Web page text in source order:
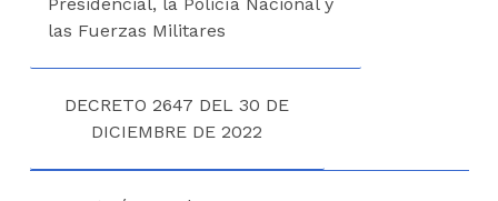
las Fuerzas Militares
DECRETO 2647 DEL 30 DE
DICIEMBRE DE 2022